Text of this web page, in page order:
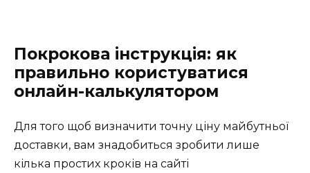
Покрокова інструкція: як
правильно користуватися
онлайн-калькулятором
Для того щоб визначити точну ціну майбутньої
доставки, вам знадобиться зробити лише
кілька простих кроків на сайті